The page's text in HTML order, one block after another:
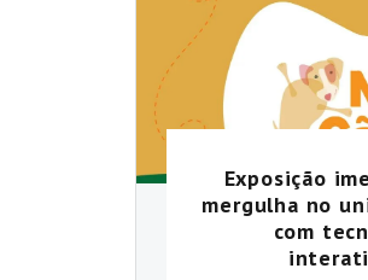
Exposição
mergulha no
com